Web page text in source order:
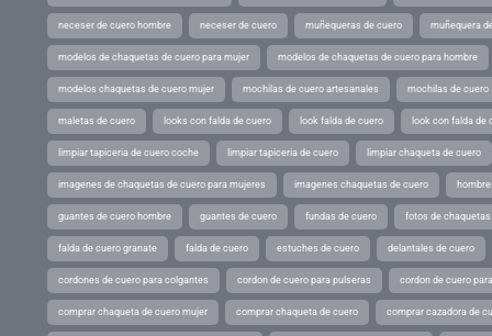
neceser de cuero hombre neceser de cuero muñequeras de cuero muñequera
modelos de chaquetas de cuero para mujer modelos de chaquetas de cuero para hombre
modelos chaquetas de cuero mujer mochilas de cuero artesanales mochilas de cuero
maletas de cuero looks con falda de cuero look falda de cuero look con falda de
limpiar tapiceria de cuero coche limpiar tapiceria de cuero limpiar chaqueta de cuero
imagenes de chaquetas de cuero para mujeres imagenes chaquetas de cuero
guantes de cuero hombre guantes de cuero fundas de cuero fotos de chaquetas
falda de cuero granate falda de cuero estuches de cuero delantales de cuero
cordones de cuero para colgantes cordon de cuero para pulseras cordon de cuero
comprar chaqueta de cuero mujer comprar chaqueta de cuero comprar cazadora de